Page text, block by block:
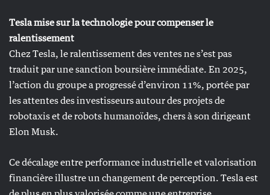
Tesla mise sur la technologie pour compenser le
ralentissement
Chez Tesla, le ralentissement des ventes ne s’est pas
traduit par une sanction boursière immédiate. En 2025,
l’action du groupe a progressé d’environ 11%, portée par
les attentes des investisseurs autour des projets de
robotaxis et de robots humanoïdes, chers à son dirigeant
Elon Musk.
Ce décalage entre performance industrielle et valorisation
financière illustre un changement de perception. Tesla est